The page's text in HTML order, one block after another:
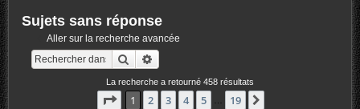
Sujets sans réponse
Aller sur la recherche avancée
Rechercher
La recherche a retourné 458 résultats
Page 1sur19
1 2 3 4 5 19